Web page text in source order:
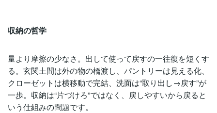
収納の哲学
量より摩擦の少なさ。出して使って戻すの一往復を短くす
る。玄関土間は外の物の橋渡し、パントリーは見える化、
クローゼットは横移動で完結、洗面は“取り出し→戻す”が
一歩。収納は“片づけろ”ではなく、戻しやすいから戻ると
いう仕組みの問題です。